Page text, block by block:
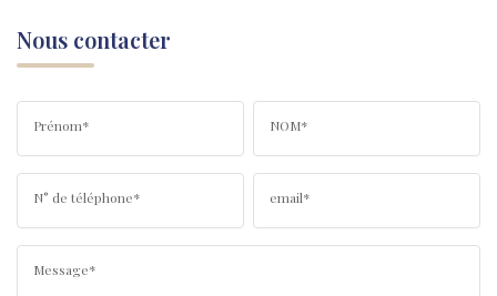
Nous contacter
Prénom* NOM*
N° de téléphone* email*
Message*